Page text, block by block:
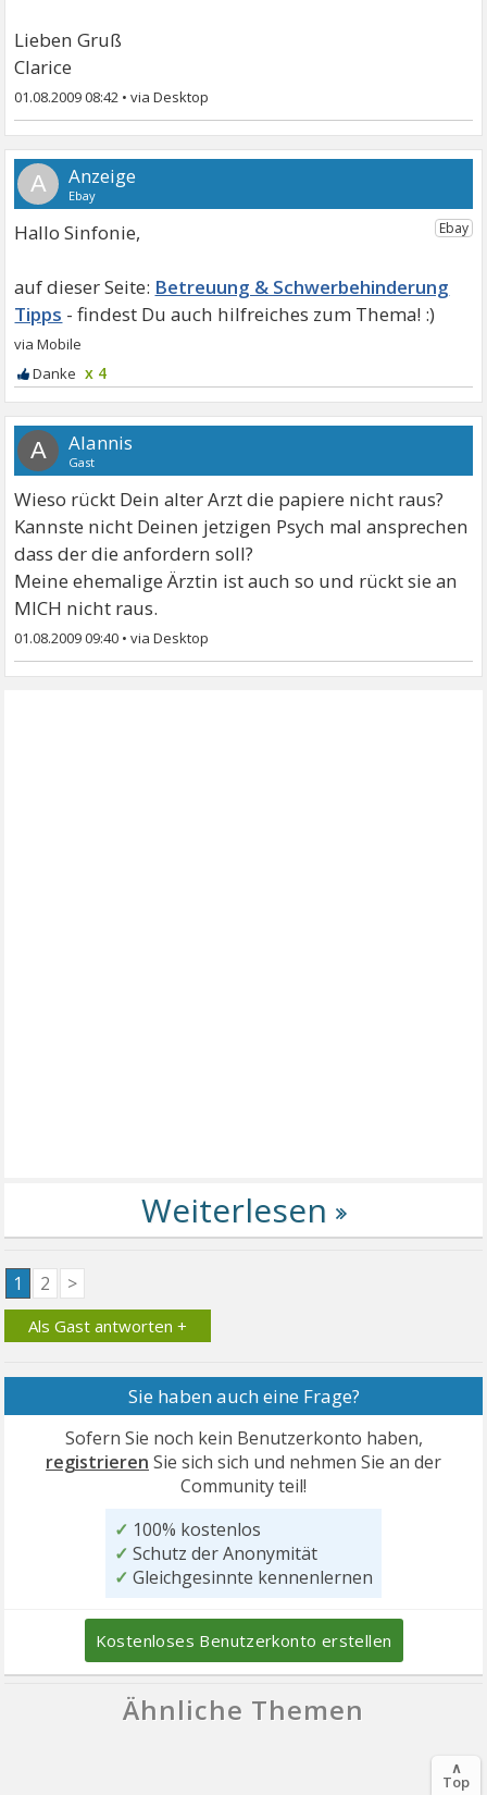
Lieben Gruß
Clarice
01.08.2009 08:42 •
A
Hallo Sinfonie,
Betreuung & Schwerbehinderung
Tipps
x 4
A Alannis
Gast
Wieso rückt Dein alter Arzt die papiere nicht raus?
Kannste nicht Deinen jetzigen Psych mal ansprechen
dass der die anfordern soll?
Meine ehemalige Ärztin ist auch so und rückt sie an
MICH nicht raus.
01.08.2009 09:40 •
1 2 >
Als Gast antworten +
Sie haben auch eine Frage?
Sofern Sie noch kein Benutzerkonto haben,
registrieren Sie sich sich und nehmen Sie an der
Community teil!
✓ 100% kostenlos
✓ Schutz der Anonymität
✓ Gleichgesinnte kennenlernen
Kostenloses Benutzerkonto erstellen
Ähnliche Themen
∧
Top